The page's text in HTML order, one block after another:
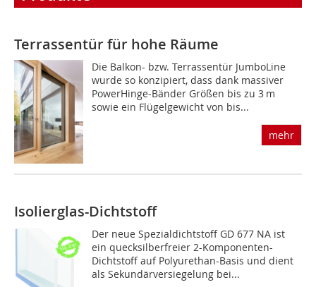
Terrassentür für hohe Räume
Die Balkon- bzw. Terrassentür JumboLine
wurde so konzipiert, dass dank massiver
PowerHinge-Bänder Größen bis zu 3 m
sowie ein Flügelgewicht von bis...
mehr
Isolierglas-Dichtstoff
Der neue Spezialdichtstoff GD 677 NA ist
ein quecksilberfreier 2-Komponenten-
Dichtstoff auf Polyurethan-Basis und dient
als Sekundärversiegelung bei...